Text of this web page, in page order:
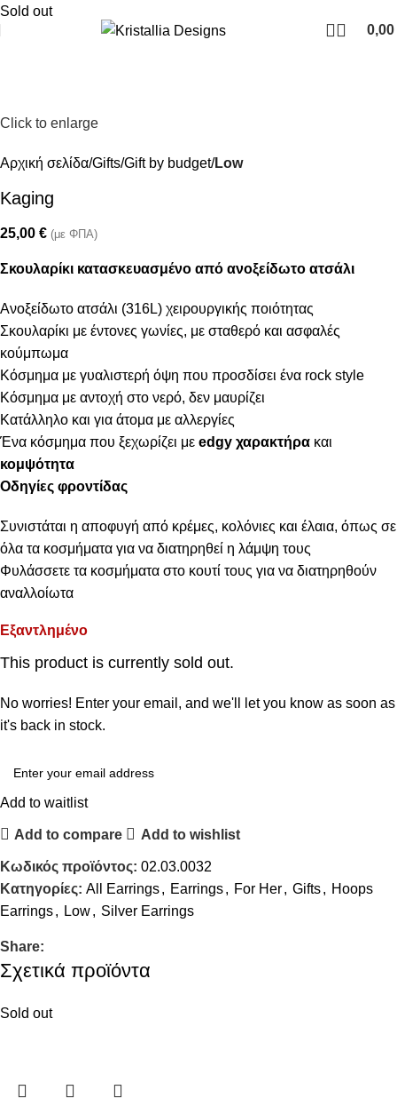
0,00
Sold out
Click to enlarge
Αρχική σελίδα Gifts Gift by budget Low
Kaging
25,00 € (με ΦΠΑ)
Σκουλαρίκι κατασκευασμένο από ανοξείδωτο ατσάλι
Ανοξείδωτο ατσάλι (316L) χειρουργικής ποιότητας
Σκουλαρίκι με έντονες γωνίες, με σταθερό και ασφαλές
κούμπωμα
Κόσμημα με γυαλιστερή όψη που προσδίσει ένα rock style
Κόσμημα με αντοχή στο νερό, δεν μαυρίζει
Κατάλληλο και για άτομα με αλλεργίες
Ένα κόσμημα που ξεχωρίζει με edgy χαρακτήρα και
κομψότητα
Οδηγίες φροντίδας
Συνιστάται η αποφυγή από κρέμες, κολόνιες και έλαια, όπως σε
όλα τα κοσμήματα για να διατηρηθεί η λάμψη τους
Φυλάσσετε τα κοσμήματα στο κουτί τους για να διατηρηθούν
αναλλοίωτα
Εξαντλημένο
This product is currently sold out.
No worries! Enter your email, and we'll let you know as soon as
it's back in stock.
Add to waitlist
Add to compare Add to wishlist
Κωδικός προϊόντος: 02.03.0032
Κατηγορίες: All Earrings, Earrings, For Her, Gifts, Hoops
Earrings, Low, Silver Earrings
Share:
Σχετικά προϊόντα
Sold out